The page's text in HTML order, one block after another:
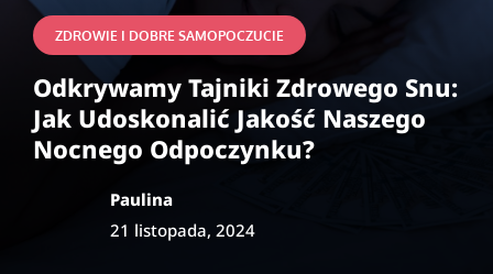
ZDROWIE I DOBRE SAMOPOCZUCIE
Odkrywamy Tajniki Zdrowego Snu:
Jak Udoskonalić Jakość Naszego
Nocnego Odpoczynku?
Paulina
21 listopada, 2024